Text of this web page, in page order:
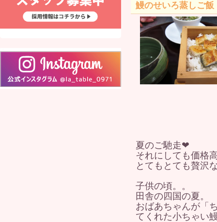
鰻のせいろ蒸しご飯
夏のご馳走❤
それにしても価格
とてもとても贅沢
子供の頃。。
田舎の四国の夏。
おばあちゃんが「
てくれた小ちゃい